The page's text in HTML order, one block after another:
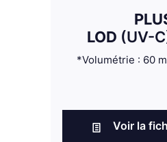
LOD (UV-
*Volumétrie : 60
Voir la